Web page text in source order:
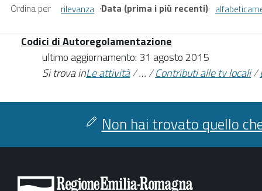
Ordina per rilevanza ·Data (prima i più recenti)·
Codici di Autoregolamentazione
ultimo aggiornamento: 31 agosto 2015
Si trova inLe attività/… /Contributi alle tv locali/
Non hai trovato quello